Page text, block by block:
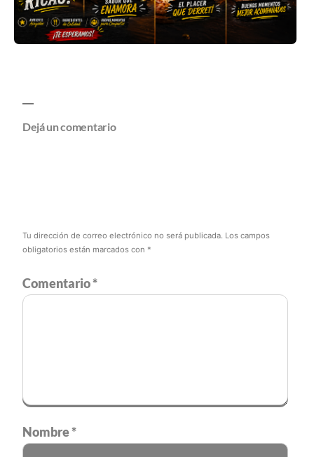
Dejá un comentario
Tu dirección de correo electrónico no será publicada. Los campos
obligatorios están marcados con *
Comentario*
Nombre*